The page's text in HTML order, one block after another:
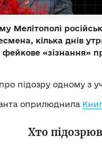
Мелітополі
кілька днів
«зізнання»
підозру одному з
оприлюднила
Хто